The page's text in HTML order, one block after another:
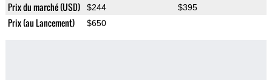
Prix du marché (USD) $244 $395
Prix (au Lancement) $650